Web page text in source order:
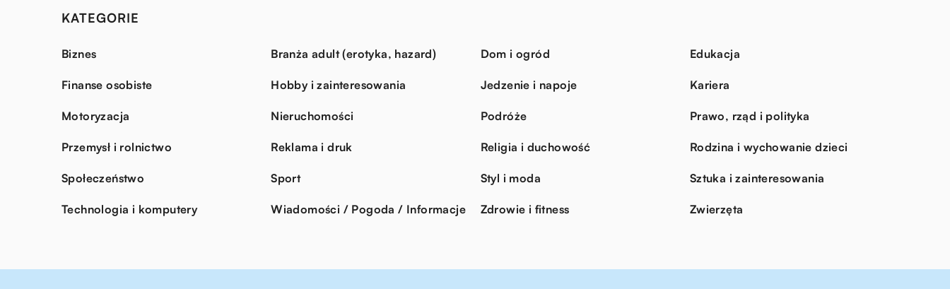
KATEGORIE
Biznes Branża adult (erotyka, hazard) Dom i ogród Edukacja
Finanse osobiste Hobby i zainteresowania Jedzenie i napoje Kariera
Motoryzacja Nieruchomości Podróże Prawo, rząd i polityka
Przemysł i rolnictwo Reklama i druk Religia i duchowość Rodzina i wychowanie dzieci
Społeczeństwo Sport Styl i moda Sztuka i zainteresowania
Technologia i komputery Wiadomości / Pogoda / Informacje Zdrowie i fitness Zwierzęta